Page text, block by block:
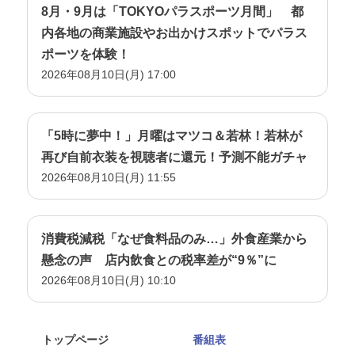
8月・9月は「TOKYOパラスポーツ月間」 都
内各地の商業施設やお出かけスポットでパラス
ポーツを体験！
2026年08月10日(月) 17:00
「5時に夢中！」月曜はマツコ＆若林！若林が
再び自前衣装を視聴者に還元！予測不能ガチャ
2026年08月10日(月) 11:55
消費税減税「なぜ食料品のみ…」外食産業から
懸念の声 店内飲食との税率差が“9％”に
2026年08月10日(月) 10:10
トップページ 番組表